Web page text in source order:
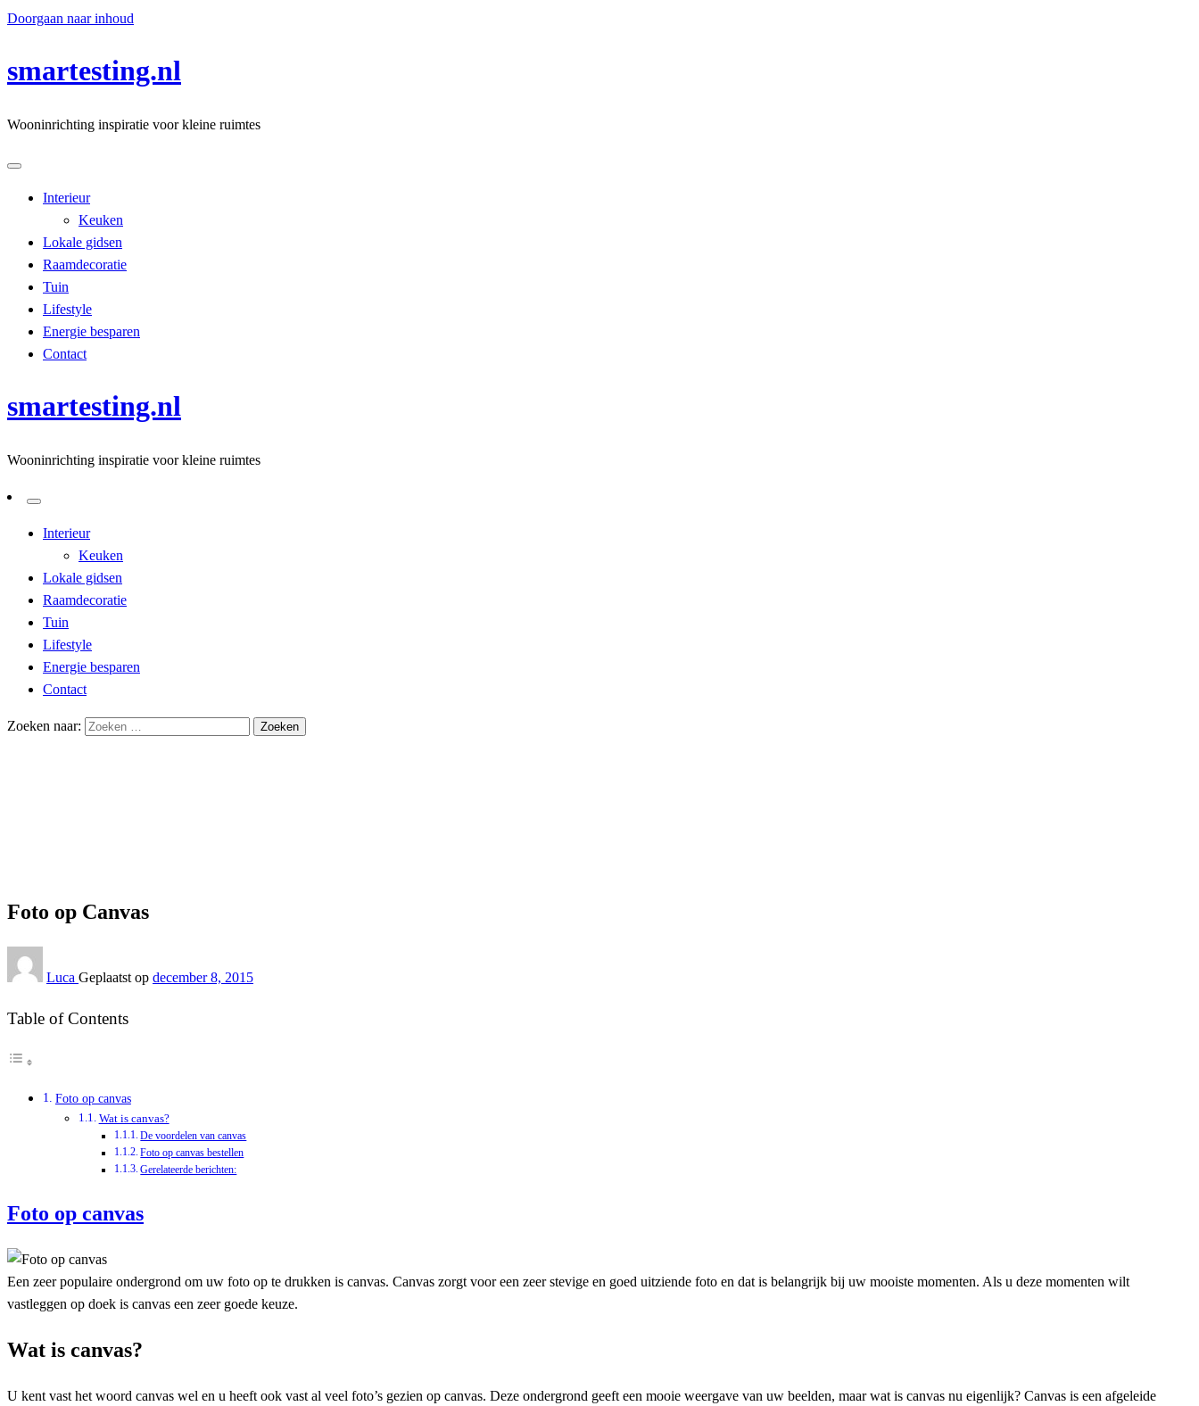
Doorgaan naar inhoud
smartesting.nl
Wooninrichting inspiratie voor kleine ruimtes
Interieur
Keuken
Lokale gidsen
Raamdecoratie
Tuin
Lifestyle
Energie besparen
Contact
smartesting.nl
Wooninrichting inspiratie voor kleine ruimtes
Interieur
Keuken
Lokale gidsen
Raamdecoratie
Tuin
Lifestyle
Energie besparen
Contact
Zoeken naar:
Foto op Canvas
Luca Geplaatst op december 8, 2015
Table of Contents
Foto op canvas
Wat is canvas?
De voordelen van canvas
Foto op canvas bestellen
Gerelateerde berichten:
Foto op canvas
Een zeer populaire ondergrond om uw foto op te drukken is canvas. Canvas zorgt voor een zeer stevige en goed uitziende foto en dat is belangrijk bij uw mooiste momenten. Als u deze momenten wilt
vastleggen op doek is canvas een zeer goede keuze.
Wat is canvas?
U kent vast het woord canvas wel en u heeft ook vast al veel foto’s gezien op canvas. Deze ondergrond geeft een mooie weergave van uw beelden, maar wat is canvas nu eigenlijk? Canvas is een afgeleide